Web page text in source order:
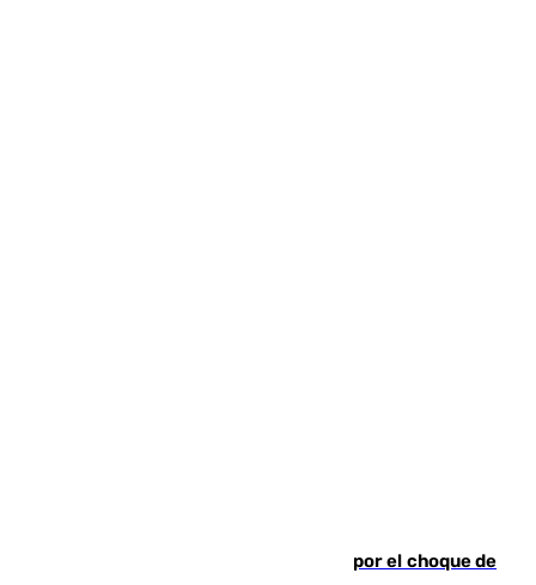
Cortado el Cercanías C-2 de Málaga por el choque de